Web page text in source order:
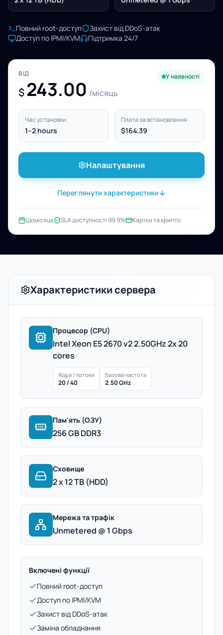
Повний root-доступ
Захист від DDoS-атак
Доступ по IPMI/KVM
Підтримка 24/7
ВІД
$243.00 /місяць
У наявності
Час установки
1–2 hours
Плата за встановлення
$164.39
Налаштування
Переглянути характеристики
Щомісяця SLA доступності 99.9% Картки та крипто
Характеристики сервера
Процесор (CPU)
Intel Xeon E5 2670 v2 2.50GHz 2x 20
cores
Ядра / потоки
20 / 40
Базова частота
2.50 GHz
Пам'ять (ОЗУ)
256 GB DDR3
Сховище
2 x 12 TB (HDD)
Мережа та трафік
Unmetered @ 1 Gbps
Включені функції
Повний root-доступ
Доступ по IPMI/KVM
Захист від DDoS-атак
Заміна обладнання